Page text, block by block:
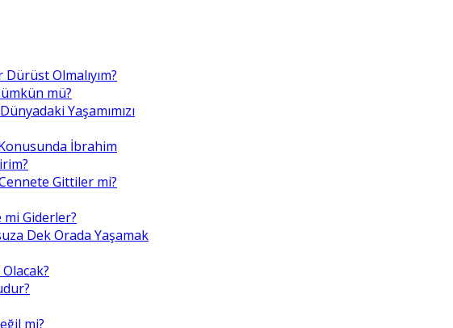
Olmalıyım?
mü?
Yaşamımızı
İbrahim
Gittiler mi?
Giderler?
Dek Orada Yaşamak
mi?